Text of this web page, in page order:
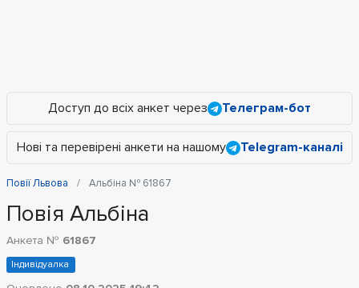
Доступ до всіх анкет через Телеграм-бот
Нові та перевірені анкети на нашому Telegram-каналі
Повії Львова Альбіна № 61867
Повія Альбіна
Анкета № 61867
Індивідуалка